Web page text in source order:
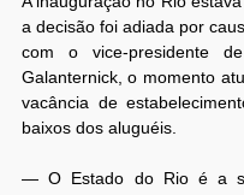
a decisão foi adiada por
com o vice-presidente
Galanternick, o momento
vacância de
baixos dos aluguéis.
— O Estado do Rio é a